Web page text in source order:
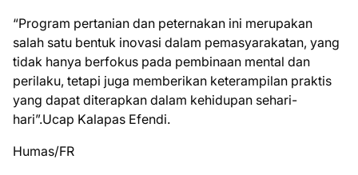
“Program pertanian dan peternakan ini merupakan
salah satu bentuk inovasi dalam pemasyarakatan, yang
tidak hanya berfokus pada pembinaan mental dan
perilaku, tetapi juga memberikan keterampilan praktis
yang dapat diterapkan dalam kehidupan sehari-
hari”.Ucap Kalapas Efendi.
Humas/FR